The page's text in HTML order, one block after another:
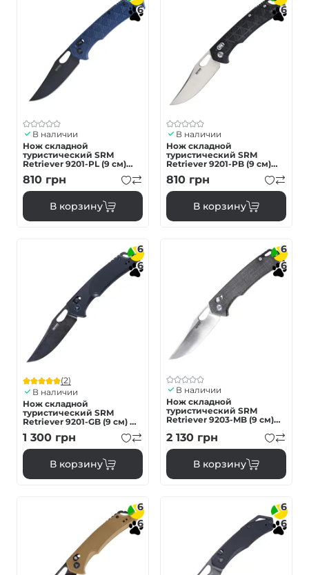
6
В наличии
Нож складной
туристический SRM
Retriever 9201-PL (9 см)
8Cr13MoV / FRN синий
810 грн
В корзину
6
В наличии
Нож складной
туристический SRM
Retriever 9201-PB (9 см)
8Cr13MoV / FRN черный
810 грн
В корзину
6
6
(2)
В наличии
Нож складной
туристический SRM
Retriever 9201-GB (9 см) D2
/ G10 черный
1 300 грн
В корзину
6
6
В наличии
Нож складной
туристический SRM
Retriever 9203-MB (9 см)
2 130 грн
В корзину
6
6
6
6